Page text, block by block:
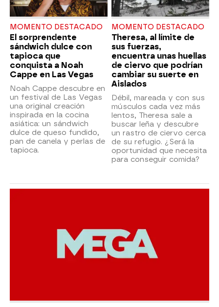
MOMENTO DESTACADO
El sorprendente
sándwich dulce con
tapioca que
conquista a Noah
Cappe en Las Vegas
Noah Cappe descubre en
un festival de Las Vegas
una original creación
inspirada en la cocina
asiática: un sándwich
dulce de queso fundido,
pan de canela y perlas de
tapioca.
MOMENTO DESTACADO
Theresa, al límite de
sus fuerzas,
encuentra unas huellas
de ciervo que podrían
cambiar su suerte en
Aislados
Débil, mareada y con sus
músculos cada vez más
lentos, Theresa sale a
buscar leña y descubre
un rastro de ciervo cerca
de su refugio. ¿Será la
oportunidad que necesita
para conseguir comida?